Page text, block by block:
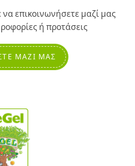
επικοινωνήσετε μαζί μας
ή προτάσεις
ΜΑΖΊ ΜΑΣ